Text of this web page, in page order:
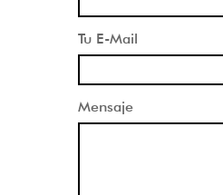
Tu E-Mail
Mensaje